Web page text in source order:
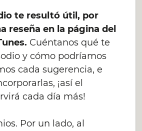
te resultó útil, por
reseña en la página del
Cuéntanos qué te
y cómo podríamos
cada sugerencia, e
¡así el
cada día más!
Por un lado, al